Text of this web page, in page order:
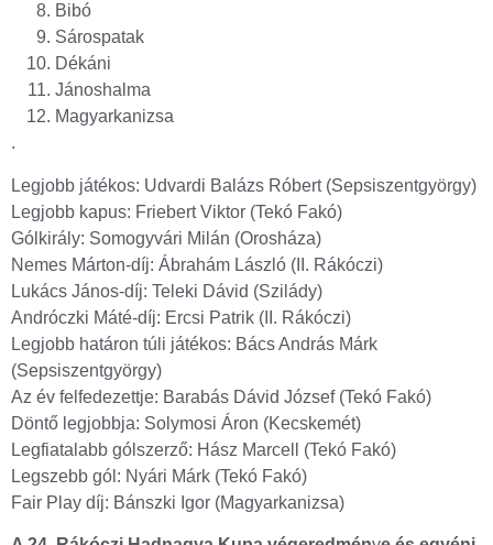
Bibó
Sárospatak
Dékáni
Jánoshalma
Magyarkanizsa
.
Legjobb játékos: Udvardi Balázs Róbert (Sepsiszentgyörgy)
Legjobb kapus: Friebert Viktor (Tekó Fakó)
Gólkirály: Somogyvári Milán (Orosháza)
Nemes Márton-díj: Ábrahám László (II. Rákóczi)
Lukács János-díj: Teleki Dávid (Szilády)
Andróczki Máté-díj: Ercsi Patrik (II. Rákóczi)
Legjobb határon túli játékos: Bács András Márk
(Sepsiszentgyörgy)
Az év felfedezettje: Barabás Dávid József (Tekó Fakó)
Döntő legjobbja: Solymosi Áron (Kecskemét)
Legfiatalabb gólszerző: Hász Marcell (Tekó Fakó)
Legszebb gól: Nyári Márk (Tekó Fakó)
Fair Play díj: Bánszki Igor (Magyarkanizsa)